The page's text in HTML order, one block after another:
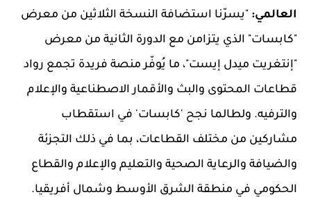
العالمي: "يسرّنا استضافة النسخة الثلاثين من معرض
"كابسات" الذي يتزامن مع الدورة الثانية من معرض
"إنتغريت ميدل إيست"، ما يُوفّر منصة فريدة تجمع رواد
قطاعات المحتوى والبث والأقمار الاصطناعية والإعلام
والترفيه. ولطالما نجح 'كابسات' في استقطاب
مشاركين من مختلف القطاعات، بما في ذلك التجزئة
والضيافة والرعاية الصحية والتعليم والإعلام والقطاع
الحكومي في منطقة الشرق الأوسط وشمال أفريقيا.